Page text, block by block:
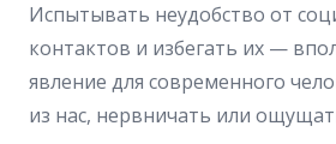
Испытывать неудобство от
контактов и избегать их —
явление для современного
из нас, нервничать или